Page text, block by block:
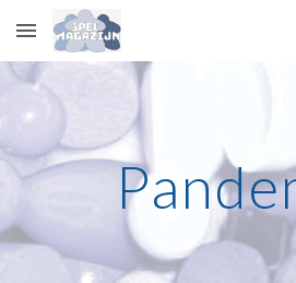
Skip to main content